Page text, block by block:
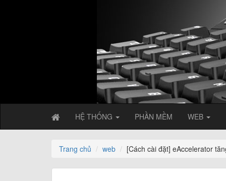
HỆ THỐNG PHẦN MỀM WEB
Trang chủ web [Cách cài đặt] eAccelerator